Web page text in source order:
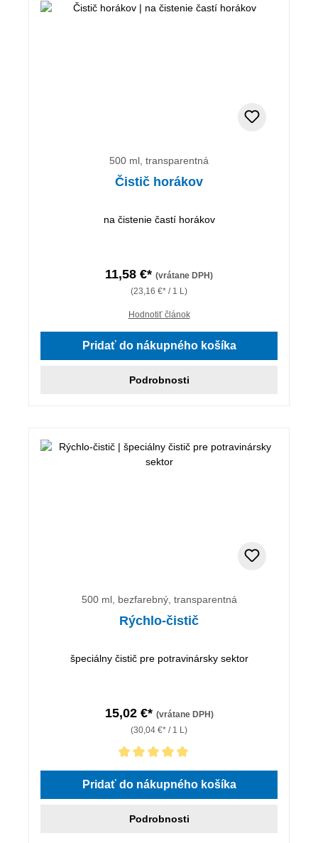
500 ml, transparentná
Čistič horákov
na čistenie častí horákov
11,58 €* (vrátane DPH)
(23,16 €* / 1 L)
Hodnotiť článok
Pridať do nákupného košíka
Podrobnosti
500 ml, bezfarebný, transparentná
Rýchlo-čistič
špeciálny čistič pre potravinársky sektor
15,02 €* (vrátane DPH)
(30,04 €* / 1 L)
Priemerné hodnotenie 5 z 5 hviezdičiek
Pridať do nákupného košíka
Podrobnosti